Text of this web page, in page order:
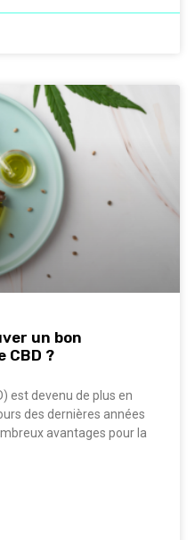
un bon
CBD ?
est devenu de plus en
des dernières années
avantages pour la